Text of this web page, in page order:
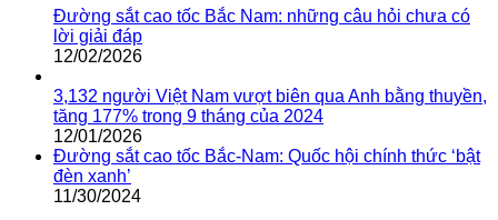
Đường sắt cao tốc Bắc Nam: những câu hỏi chưa có
lời giải đáp
12/02/2026
3,132 người Việt Nam vượt biên qua Anh bằng thuyền,
tăng 177% trong 9 tháng của 2024
12/01/2026
Đường sắt cao tốc Bắc-Nam: Quốc hội chính thức ‘bật
đèn xanh’
11/30/2024